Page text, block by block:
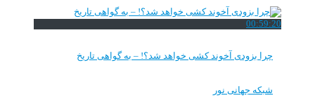
00:59:20
چرا بزودی آخوند کشی خواهد شد؟! – به گواهی تاریخ
شبکه جهانی نور